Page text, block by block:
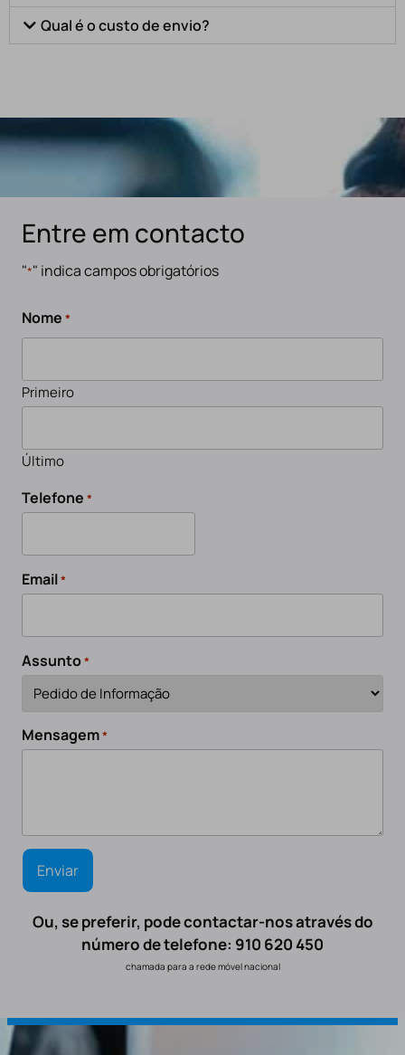
Qual é o custo de envio?
Entre em contacto
"*" indica campos obrigatórios
Nome *
Primeiro
Último
Telefone *
Email*
Assunto*
Mensagem*
Ou, se preferir, pode contactar-nos através do
número de telefone: 910 620 450
chamada para a rede móvel nacional